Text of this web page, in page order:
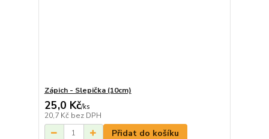
Zápich - Slepička (10cm)
25,0 Kč/ks
20,7 Kč bez DPH
Přidat do košíku